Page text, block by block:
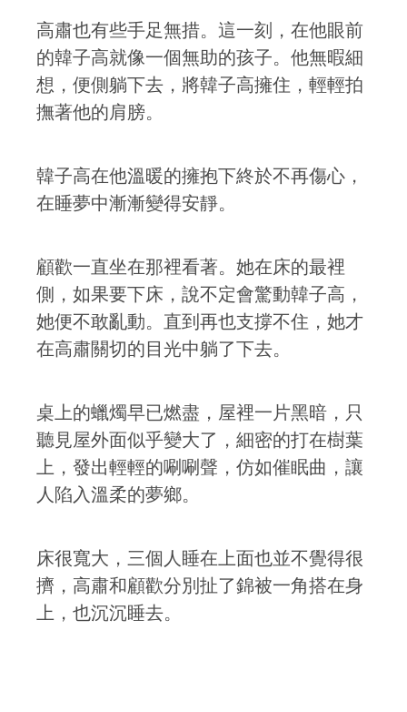
高肅也有些手足無措。這一刻，在他眼前
的韓子高就像一個無助的孩子。他無暇細
想，便側躺下去，將韓子高擁住，輕輕拍
撫著他的肩膀。
韓子高在他溫暖的擁抱下終於不再傷心，
在睡夢中漸漸變得安靜。
顧歡一直坐在那裡看著。她在床的最裡
側，如果要下床，說不定會驚動韓子高，
她便不敢亂動。直到再也支撐不住，她才
在高肅關切的目光中躺了下去。
桌上的蠟燭早已燃盡，屋裡一片黑暗，只
聽見屋外面似乎變大了，細密的打在樹葉
上，發出輕輕的唰唰聲，仿如催眠曲，讓
人陷入溫柔的夢鄉。
床很寬大，三個人睡在上面也並不覺得很
擠，高肅和顧歡分別扯了錦被一角搭在身
上，也沉沉睡去。